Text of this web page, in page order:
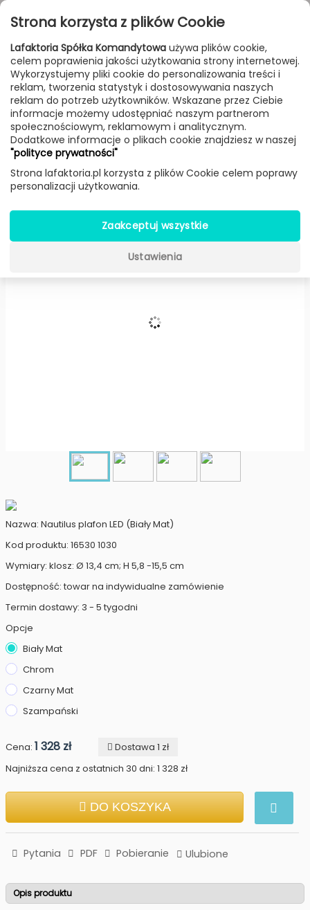
Przejdź do treści
FILTROWANIE & SORTOWANIE
Lampy Producenci Lodes Produkt
Nautilus plafon LED (Biały
Mat) -Lodes
Nazwa: Nautilus plafon LED (Biały Mat)
Kod produktu: 16530 1030
Wymiary: klosz: Ø 13,4 cm; H 5,8 -15,5 cm
Dostępność: towar na indywidualne zamówienie
Termin dostawy: 3 - 5 tygodni
Opcje
Biały Mat
Chrom
Czarny Mat
Szampański
Cena: 1 328 zł
Dostawa 1 zł
Najniższa cena z ostatnich 30 dni: 1 328 zł
DO KOSZYKA
Pytania PDF Pobieranie Ulubione
Opis produktu
Strona korzysta z plików Cookie
Lafaktoria Spółka Komandytowa używa plików cookie,
celem poprawienia jakości użytkowania strony internetowej.
Wykorzystujemy pliki cookie do personalizowania treści i
reklam, tworzenia statystyk i dostosowywania naszych
reklam do potrzeb użytkowników. Wskazane przez Ciebie
informacje możemy udostępniać naszym partnerom
społecznościowym, reklamowym i analitycznym.
Dodatkowe informacje o plikach cookie znajdziesz w naszej
"polityce prywatności"
Strona lafaktoria.pl korzysta z plików Cookie celem poprawy
personalizacji użytkowania.
Zaakceptuj wszystkie
Ustawienia